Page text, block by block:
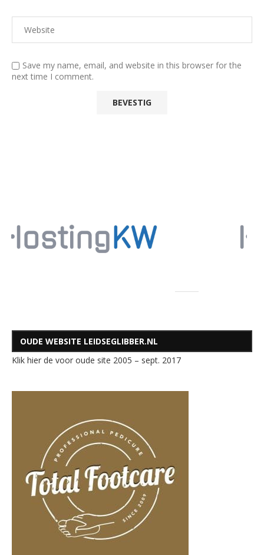
Save my name, email, and website in this browser for the
next time I comment.
OUDE WEBSITE LEIDSEGLIBBER.NL
Klik hier de voor oude site 2005 – sept. 2017